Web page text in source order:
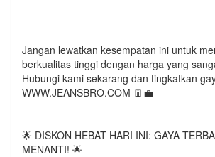
Jangan lewatkan kesempatan ini untuk
berkualitas tinggi dengan harga yang
Hubungi kami sekarang dan tingkatkan
WWW.JEANSBRO.COM 👖💼
🌟 DISKON HEBAT HARI INI: GAYA
MENANTI! 🌟